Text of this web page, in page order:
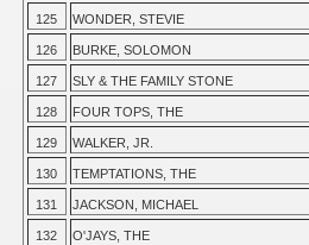
125 WONDER, STEVIE
126 BURKE, SOLOMON
127 SLY & THE FAMILY STONE
128 FOUR TOPS, THE
129 WALKER, JR.
130 TEMPTATIONS, THE
131 JACKSON, MICHAEL
132 O'JAYS, THE